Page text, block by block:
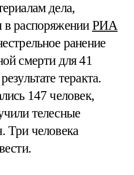
дела,
в распоряжении РИА
ранение
смерти для 41
теракта.
147 человек,
телесные
Три человека